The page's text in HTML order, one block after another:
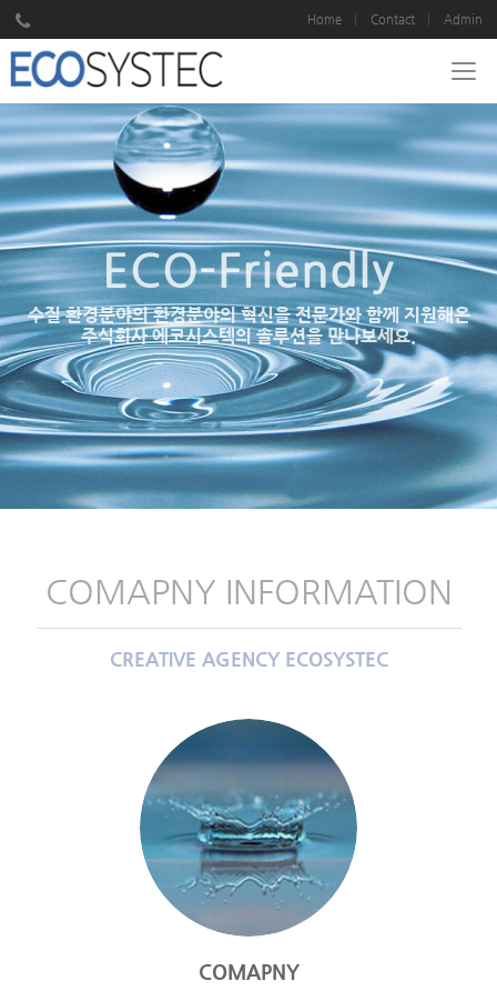
Home Contact Admin
ECO-Friendly
수질 환경분야의 환경분야의 혁신을 전문가와 함께 지원해온
주식회사 에코시스텍의 솔루션을 만나보세요.
INNOVATION
고객과의 믿음과 신뢰를 위하여 최선을 다하겠습니다.
COMAPNY INFORMATION
CREATIVE AGENCY ECOSYSTEC
COMAPNY